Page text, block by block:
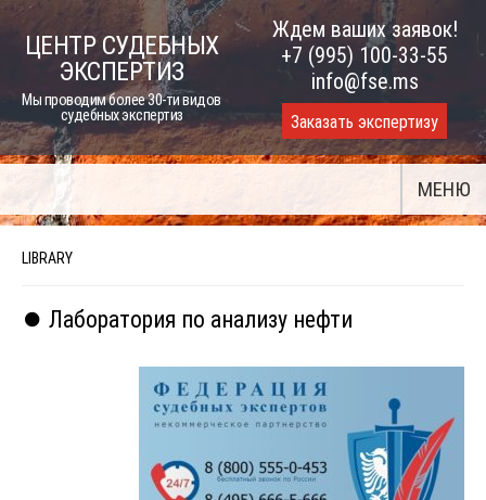
Skip
ЦЕНТР СУДЕБНЫХ
ЭКСПЕРТИЗ
Мы проводим более 30-ти видов
судебных экспертиз
Ждем ваших заявок!
+7 (995) 100-33-55
info@fse.ms
Заказать экспертизу
МЕНЮ
LIBRARY
⏺️ Лаборатория по анализу нефти